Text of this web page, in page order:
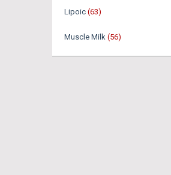
Lipoic (63)
Muscle Milk (56)